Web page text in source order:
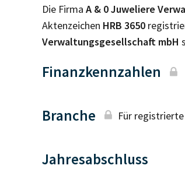
Die Firma A & 0 Juweliere
Aktenzeichen HRB 3650
Verwaltungsgesellschaft mbH
Finanzkennzahlen
Branche Für
Jahresabschluss